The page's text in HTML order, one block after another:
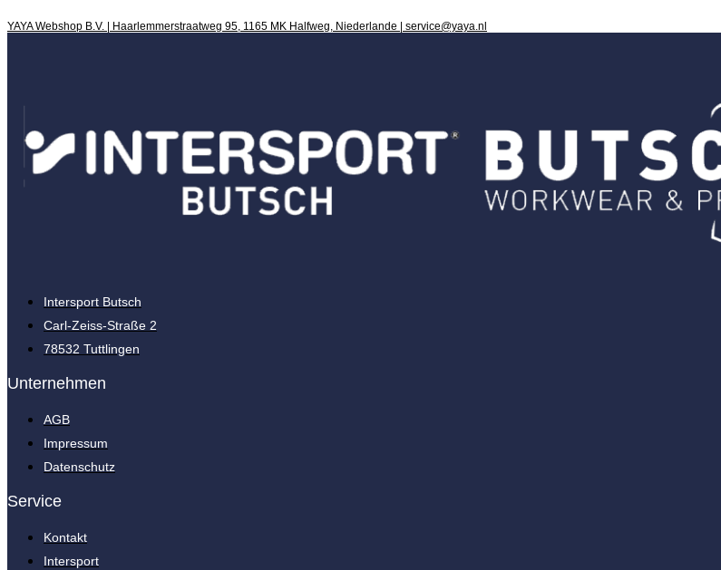
YAYA Webshop B.V. | Haarlemmerstraatweg 95, 1165 MK Halfweg, Niederlande | service@yaya.nl
Intersport Butsch
Carl-Zeiss-Straße 2
78532 Tuttlingen
Unternehmen
AGB
Impressum
Datenschutz
Service
Kontakt
Intersport